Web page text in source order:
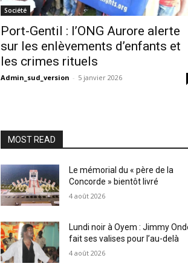
Société
Port-Gentil : l’ONG Aurore alerte
sur les enlèvements d’enfants et
les crimes rituels
Admin_sud_version - 5 janvier 2026
MOST READ
Le mémorial du « père de la
Concorde » bientôt livré
4 août 2026
Lundi noir à Oyem : Jimmy
fait ses valises pour l’au-delà
4 août 2026